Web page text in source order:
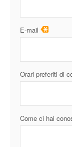
E-mail
Orari preferiti di
Come ci hai